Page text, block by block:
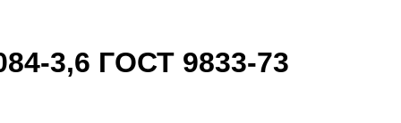
3,6 ГОСТ 9833-73